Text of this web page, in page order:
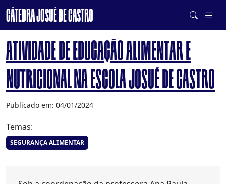
CÁTEDRA JOSUÉ DE CASTRO
DE SISTEMAS ALIMENTARES SAUDÁVEIS E SUSTENTÁVEIS
ATIVIDADE DE EDUCAÇÃO ALIMENTAR E
NUTRICIONAL NA ESCOLA JOSUÉ DE CASTRO
Publicado em: 04/01/2024
Temas:
SEGURANÇA ALIMENTAR